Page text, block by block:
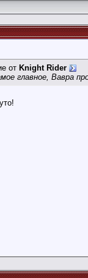
от Knight Rider
главное, Вавра